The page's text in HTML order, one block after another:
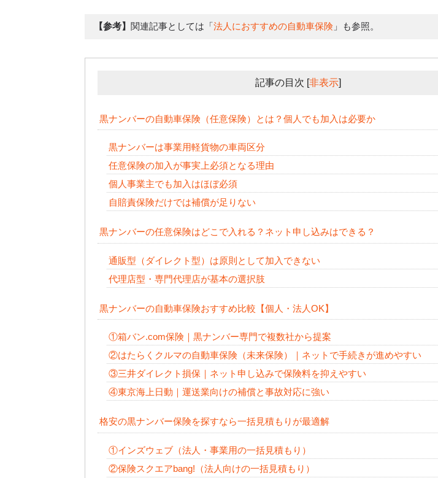
【参考】 関連記事としては「法人におすすめの自動車保険 」も参照。
記事の目次 [非表示]
黒ナンバーの自動車保険（任意保険）とは？個人でも加入は必要か
黒ナンバーは事業用軽貨物の車両区分
任意保険の加入が事実上必須となる理由
個人事業主でも加入はほぼ必須
自賠責保険だけでは補償が足りない
黒ナンバーの任意保険はどこで入れる？ネット申し込みはできる？
通販型（ダイレクト型）は原則として加入できない
代理店型・専門代理店が基本の選択肢
黒ナンバーの自動車保険おすすめ比較【個人・法人OK】
①箱バン.com保険｜黒ナンバー専門で複数社から提案
②はたらくクルマの自動車保険（未来保険）｜ネットで手続きが進めやすい
③三井ダイレクト損保｜ネット申し込みで保険料を抑えやすい
④東京海上日動｜運送業向けの補償と事故対応に強い
格安の黒ナンバー保険を探すなら一括見積もりが最適解
①インズウェブ（法人・事業用の一括見積もり）
②保険スクエアbang!（法人向けの一括見積もり）